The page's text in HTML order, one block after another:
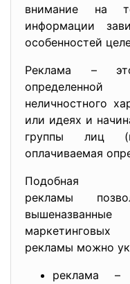
внимание на
информации
особенностей
Реклама –
неличностного
или идеях и
группы лиц
оплачиваемая
рекламы
маркетинговых
рекламы можно
реклама –